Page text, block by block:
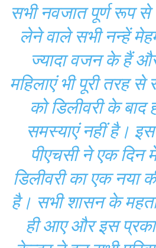
सभी नवजात पूर्ण रूप
लेने वाले सभी नन्हें
ज्यादा वजन के हैं
महिलाएं भी पूरी तरह
को डिलीवरी के बाद
समस्याएं नहीं है।
पीएचसी ने एक
डिलीवरी का एक नया
है। सभी शासन के
ही आए और इस